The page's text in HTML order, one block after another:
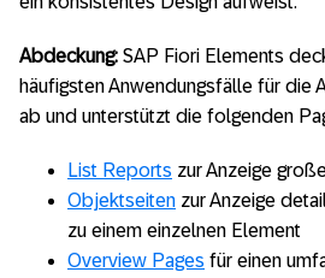
Abdeckung: SAP Fiori Elements
häufigsten Anwendungsfälle für die
ab und unterstützt die folgenden
List Reports zur Anzeige
Objektseiten zur Anzeige
zu einem einzelnen Element
Overview Pages für einen